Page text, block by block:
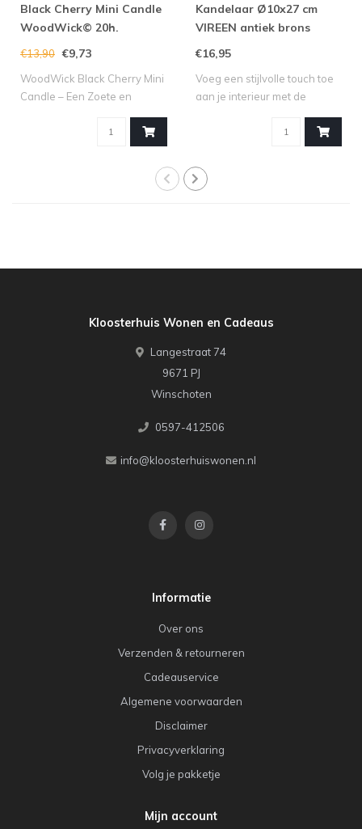
Black Cherry Mini Candle
WoodWick© 20h.
€13,90 €9,73
WoodWick Black Cherry Mini
Candle – Een Zoete en
Kandelaar Ø10x27 cm
VIREEN antiek brons
€16,95
Voeg een stijlvolle touch toe
aan je interieur met de
Kloosterhuis Wonen en Cadeaus
Langestraat 74
9671 PJ
Winschoten
0597-412506
info@kloosterhuiswonen.nl
Informatie
Over ons
Verzenden & retourneren
Cadeauservice
Algemene voorwaarden
Disclaimer
Privacyverklaring
Volg je pakketje
Mijn account